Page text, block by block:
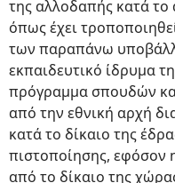
της αλλοδαπής κατά
όπως έχει
των παραπάνω
εκπαιδευτικό ίδρυμα
πρόγραμμα σπουδών
από την εθνική αρχή
κατά το δίκαιο της
πιστοποίησης, εφόσον
από το δίκαιο της